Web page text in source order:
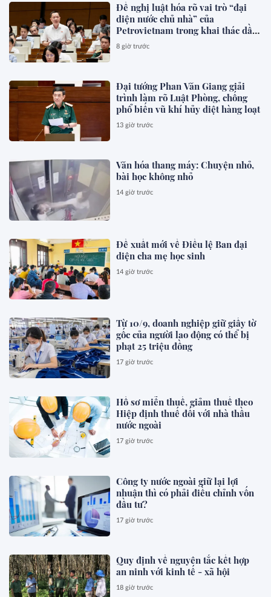
Đề nghị luật hóa rõ vai trò “đại
diện nước chủ nhà” của
Petrovietnam trong khai thác dầu
khí
8 giờ trước
Đại tướng Phan Văn Giang giải
trình làm rõ Luật Phòng, chống
phổ biến vũ khí hủy diệt hàng loạt
13 giờ trước
Văn hóa thang máy: Chuyện nhỏ,
bài học không nhỏ
14 giờ trước
Đề xuất mới về Điều lệ Ban đại
diện cha mẹ học sinh
14 giờ trước
Từ 10/9, doanh nghiệp giữ giấy tờ
gốc của người lao động có thể bị
phạt 25 triệu đồng
17 giờ trước
Hồ sơ miễn thuế, giảm thuế theo
Hiệp định thuế đối với nhà thầu
nước ngoài
17 giờ trước
Công ty nước ngoài giữ lại lợi
nhuận thì có phải điều chỉnh vốn
đầu tư?
17 giờ trước
Quy định về nguyên tắc kết hợp
an ninh với kinh tế - xã hội
18 giờ trước